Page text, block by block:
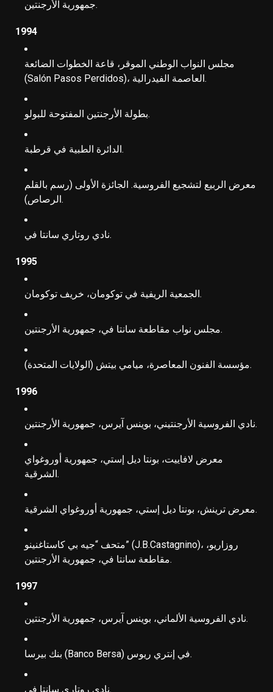
جمهورية الأرجنتين.
1994
مجلس النواب الوطني الموقر، قاعة الخطوات الضائعة
(Salón Pasos Perdidos)، العاصمة الفيدرالية.
بطولة الأرجنتين المفتوحة للبولو.
الدائرة الطبية في قرطبة.
معرض الربيع لتشجيع الفروسية. الجائزة الأولى (رسم بالقلم
الرصاص).
نادي روتاري سانتا في.
1995
الجمعية الريفية في توكومان، خريف توكومان.
مجلس نواب مقاطعة سانتا في، جمهورية الأرجنتين.
مؤسسة الفنون المعاصرة، ميامي بيتش (الولايات المتحدة).
1996
نادي الفروسية الأرجنتيني، بوينس آيرس، جمهورية الأرجنتين.
معرض لافاييت، بونتا ديل إستي، جمهورية أوروغواي
الشرقية.
معرض ترينش، بونتا ديل إستي، جمهورية أوروغواي الشرقية.
متحف “جيه بي كاستاغنينو” (J.B.Castagnino)، روزاريو،
مقاطعة سانتا في، جمهورية الأرجنتين.
1997
نادي الفروسية الألماني، بوينس آيرس، جمهورية الأرجنتين.
بنك بيرسا (Banco Bersa) في إنتري ريوس.
نادي روتاري سانتا في.